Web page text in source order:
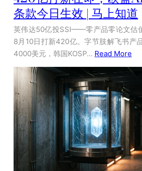
条款今日生效 | 马上知道
英伟达50亿投SSI——零产品零论文估
8月10日打新420亿。字节肢解飞书产
4000美元，韩国KOSP… Read More